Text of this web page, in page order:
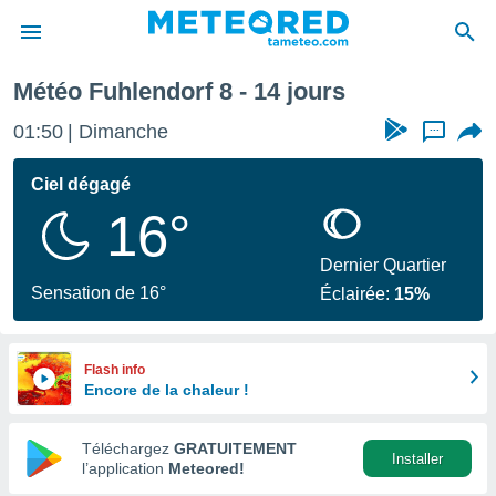
de
en
Météo Fuhlendorf 8 - 14 jours
01:50 Dimanche ...
Ciel dégagé
16°
Sensation de 16°
Dernier Quartier
Éclairée: 15%
Flash info
Encore de la chaleur !
Téléchargez GRATUITEMENT
l’application Meteored!
Installer